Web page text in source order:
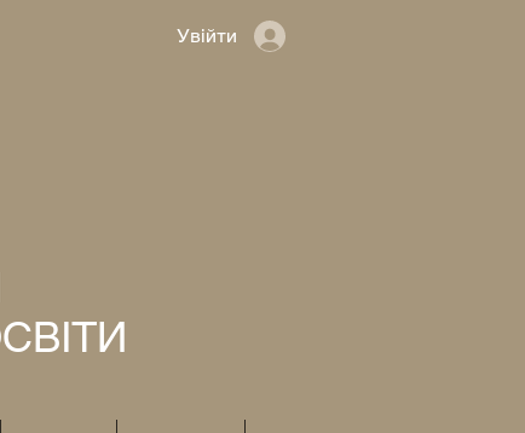
Увійти